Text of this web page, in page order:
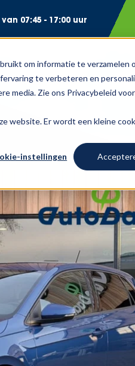
om informatie te verzamelen
te verbeteren en
media. Zie ons Privacybeleid
website. Er wordt een kleine
instellingen
07:45 - 17:00 uur